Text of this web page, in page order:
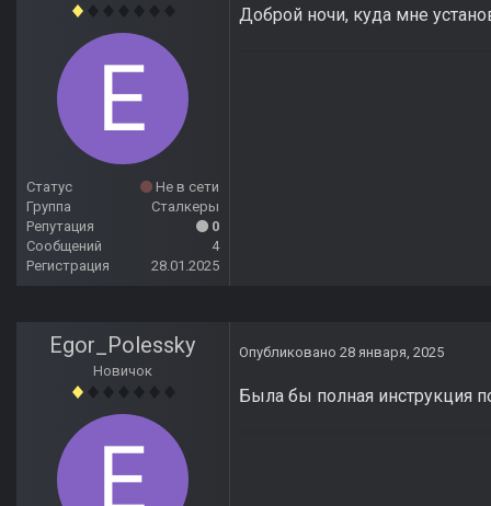
Статус
Не в сети
Группа
Сталкеры
Репутация
0
Сообщений
4
Регистрация
28.01.2025
Доброй ночи, куда мне
Egor_Polessky
Новичок
Опубликовано 28 января, 2025
Была бы полная инструкция